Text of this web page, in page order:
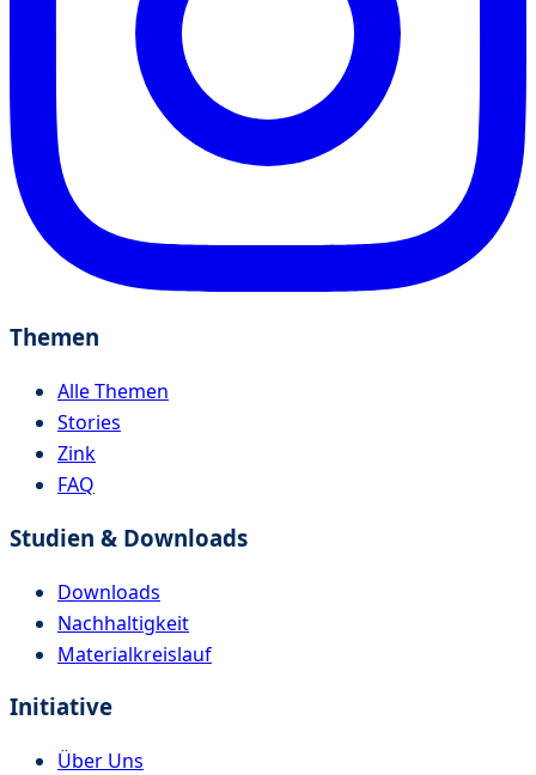
Themen
Alle Themen
Stories
Zink
FAQ
Studien & Downloads
Downloads
Nachhaltigkeit
Materialkreislauf
Initiative
Über Uns